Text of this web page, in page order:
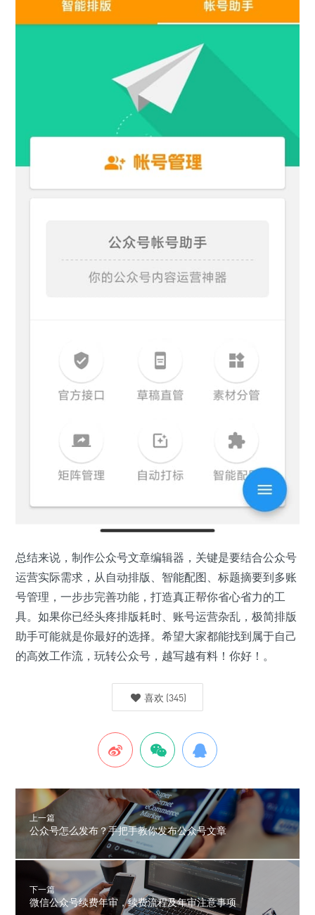
总结来说，制作公众号文章编辑器，关键是要结合公众号
运营实际需求，从自动排版、智能配图、标题摘要到多账
号管理，一步步完善功能，打造真正帮你省心省力的工
具。如果你已经头疼排版耗时、账号运营杂乱，极简排版
助手可能就是你最好的选择。希望大家都能找到属于自己
的高效工作流，玩转公众号，越写越有料！你好！。
喜欢 (345)
上一篇
公众号怎么发布？手把手教你发布公众号文章
下一篇
微信公众号续费年审，续费流程及年审注意事项